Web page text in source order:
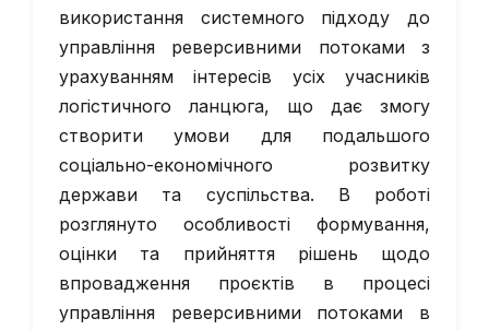
використання системного підходу до
управління реверсивними потоками з
урахуванням інтересів усіх учасників
логістичного ланцюга, що дає змогу
створити умови для подальшого
соціально-економічного розвитку
держави та суспільства. В роботі
розглянуто особливості формування,
оцінки та прийняття рішень щодо
впровадження проєктів в процесі
управління реверсивними потоками в